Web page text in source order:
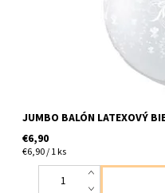
JUMBO BALÓN LATEXOVÝ
€6,90
€6,90 / 1 ks